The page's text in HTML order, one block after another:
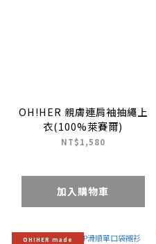
OH!HER 親膚連肩袖抽繩上
衣(100%萊賽爾)
NT$1,580
加入購物車
OH!HER made